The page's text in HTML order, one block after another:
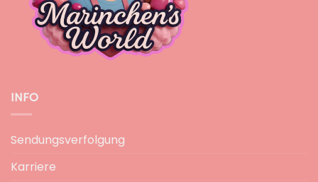
INFO
Sendungsverfolgung
Karriere